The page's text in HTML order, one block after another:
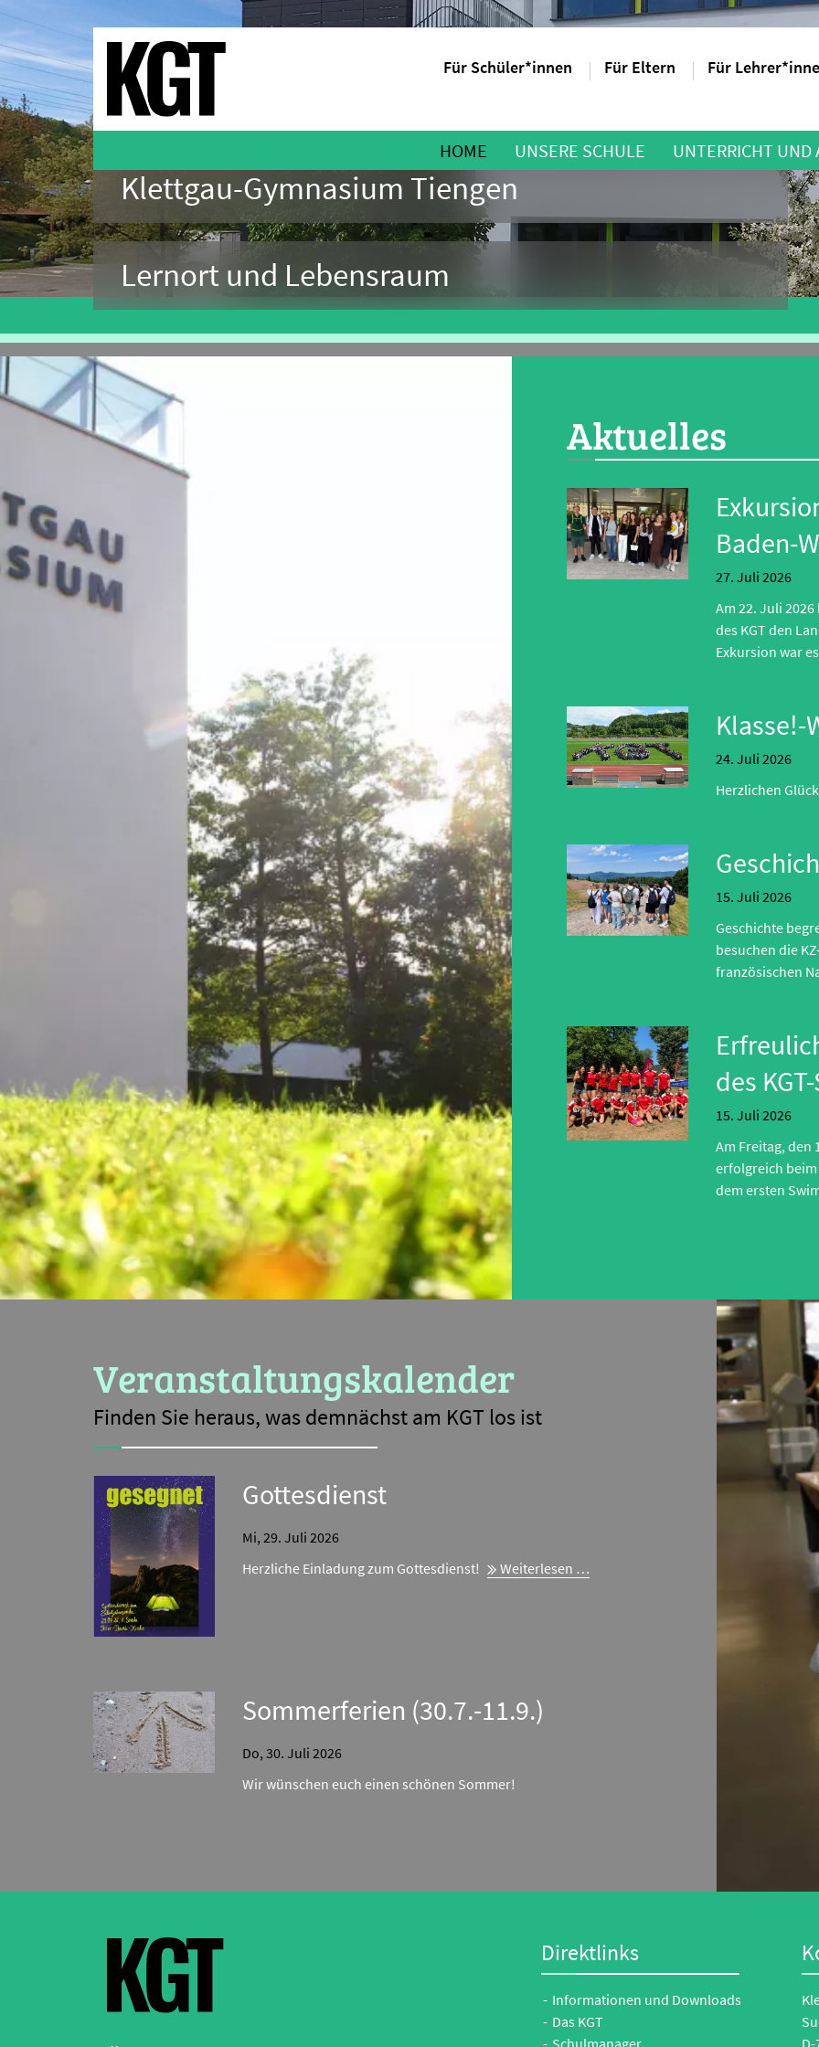
Für Schüler*innen Für Eltern Für
überspringen
HOME UNSERE SCHULE UNTERRICHT UND
Klettgau-Gymnasium Tiengen
Lernort und Lebensraum
Aktuelles
Baden-
27. Juli 2026
Am 22. Juli
des KGT den
Exkursion war
Klasse!-
24. Juli 2026
Herzlichen
15. Juli 2026
Geschichte
besuchen die
französischen
des
15. Juli 2026
Am Freitag, den
erfolgreich beim
dem ersten
Veranstaltungskalender
Finden Sie heraus, was demnächst am KGT los ist
Gottesdienst
Mi, 29. Juli 2026
Herzliche Einladung zum Gottesdienst!
Weiterlesen …
Sommerferien (30.7.-11.9.)
Do, 30. Juli 2026
Wir wünschen euch einen schönen Sommer!
Direktlinks
Informationen und Downloads
Das KGT